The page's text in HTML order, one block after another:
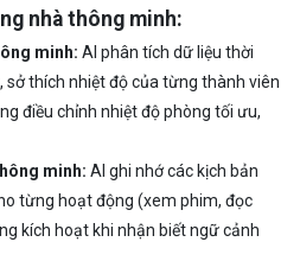
nhà thông minh:
minh: AI phân tích dữ liệu thời
sở thích nhiệt độ của từng thành viên
điều chỉnh nhiệt độ phòng tối ưu,
minh: AI ghi nhớ các kịch bản
từng hoạt động (xem phim, đọc
kích hoạt khi nhận biết ngữ cảnh